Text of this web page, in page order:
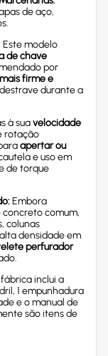
de aço,
Este modelo
de chave
por
firme e
durante a
à suavelocidade
rotação
apertar ou
e uso em
de torque
Embora
concreto comum,
colunas
densidade em
perfurador
inclui a
1 empunhadura
e o manual de
são itens de